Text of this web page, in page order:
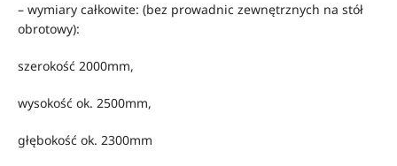
– wymiary całkowite: (bez prowadnic zewnętrznych na stół
obrotowy):
szerokość 2000mm,
wysokość ok. 2500mm,
głębokość ok. 2300mm